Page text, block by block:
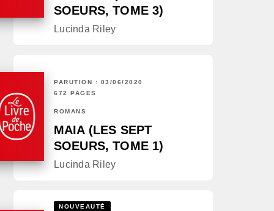
SOEURS, TOME 3)
Lucinda Riley
PARUTION : 03/06/2020
672 PAGES
ROMANS
MAIA (LES SEPT
SOEURS, TOME 1)
Lucinda Riley
NOUVEAUTÉ